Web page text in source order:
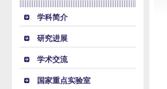
学科简介
研究进展
学术交流
国家重点实验室